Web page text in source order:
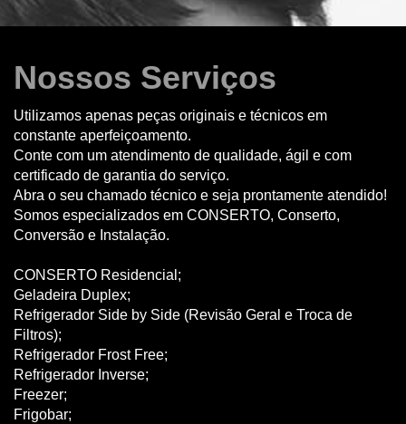
Nossos Serviços
Utilizamos apenas peças originais e técnicos em
constante aperfeiçoamento.
Conte com um atendimento de qualidade, ágil e com
certificado de garantia do serviço.
Abra o seu chamado técnico e seja prontamente atendido!
Somos especializados em CONSERTO, Conserto,
Conversão e Instalação.
CONSERTO Residencial;
Geladeira Duplex;
Refrigerador Side by Side (Revisão Geral e Troca de
Filtros);
Refrigerador Frost Free;
Refrigerador Inverse;
Freezer;
Frigobar;